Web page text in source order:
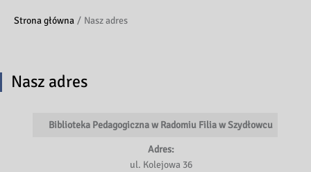
Strona główna Nasz adres
Nasz adres
Biblioteka Pedagogiczna w Radomiu Filia w Szydłowcu
Adres:
ul. Kolejowa 36